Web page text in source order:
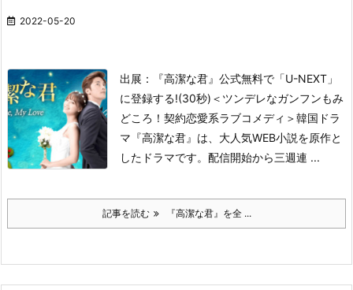
2022-05-20
出展：『高潔な君』公式無料で「U-NEXT」
に登録する!(30秒) ＜ツンデレなガンフンもみ
どころ！契約恋愛系ラブコメディ＞韓国ドラ
マ『高潔な君』は、大人気WEB小説を原作と
したドラマです。配信開始から三週連 ...
記事を読む 『高潔な君』を全 ...